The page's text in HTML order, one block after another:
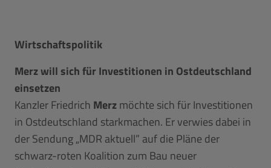
Wirtschaftspolitik
Merz will sich für Investitionen in Ostdeutschland
einsetzen
Kanzler Friedrich Merzmöchte sich für Investitionen
in Ostdeutschland starkmachen. Er verwies dabei in
der Sendung „MDR aktuell” auf die Pläne der
schwarz-roten Koalition zum Bau neuer